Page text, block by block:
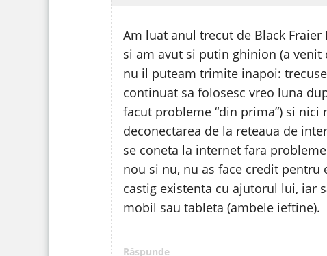
Am luat anul trecut de Black
si am avut si putin ghinion (a venit
nu il puteam trimite inapoi:
continuat sa folosesc vreo luna
facut probleme “din prima”) si
deconectarea de la reteaua de
se coneta la internet fara
nou si nu, nu as face credit
castig existenta cu ajutorul lui, iar
mobil sau tableta (ambele ieftine).
Răspunde